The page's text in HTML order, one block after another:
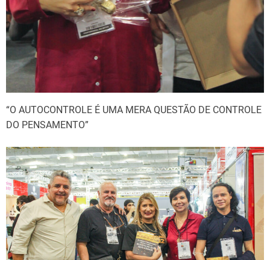
“O AUTOCONTROLE É UMA MERA QUESTÃO DE CONTROLE
DO PENSAMENTO”